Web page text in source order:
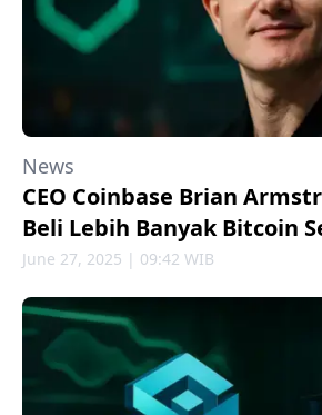
News
CEO Coinbase Brian
Beli Lebih Banyak Bitcoin
June 27, 2025 | 09:42 WIB